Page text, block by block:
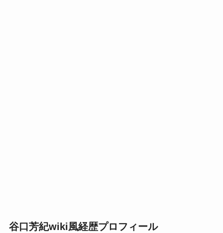
谷口芳紀wiki風経歴プロフィール